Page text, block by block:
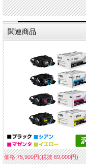
関連商品
価格:75,900円(税抜 69,000円)